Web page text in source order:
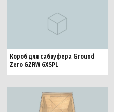
Короб для сабвуфера Ground
Zero GZRW 6XSPL